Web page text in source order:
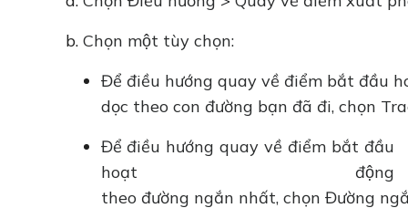
Chọn một tùy chọn:
Để điều hướng quay về điểm bắt đầu
dọc theo con đường bạn đã đi, chọn
Để điều hướng quay về điểm bắt đầu
hoạt động
theo đường ngắn nhất, chọn Đường